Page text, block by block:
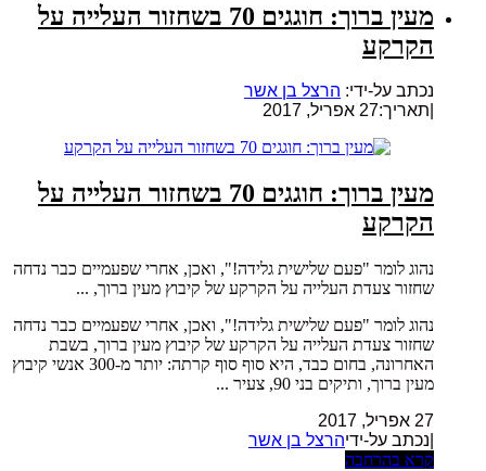
מעין ברוך: חוגגים 70 בשחזור העלייה על
הקרקע
נכתב על-ידי: הרצל בן אשר
תאריך:27 אפריל, 2017
מעין ברוך: חוגגים 70 בשחזור העלייה על
הקרקע
נהוג לומר "פעם שלישית גלידה!", ואכן, אחרי שפעמיים כבר נדחה
שחזור צעדת העלייה על הקרקע של קיבוץ מעין ברוך, ...
נהוג לומר "פעם שלישית גלידה!", ואכן, אחרי שפעמיים כבר נדחה
שחזור צעדת העלייה על הקרקע של קיבוץ מעין ברוך, בשבת
האחרונה, בחום כבד, היא סוף סוף קרתה: יותר מ-300 אנשי קיבוץ
מעין ברוך, ותיקים בני 90, צעיר ...
27 אפריל, 2017
|נכתב על-ידיהרצל בן אשר
קרא בהרחבה